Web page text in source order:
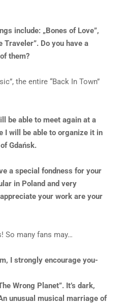
include: „Bones of Love”,
Traveler”. Do you have a
them?
the entire “Back In Town”
be able to meet again at a
I will be able to organize it in
Gdańsk.
a special fondness for your
in Poland and very
your work are your
So many fans may…
I strongly encourage you-
Wrong Planet”. It’s dark,
unusual musical marriage of